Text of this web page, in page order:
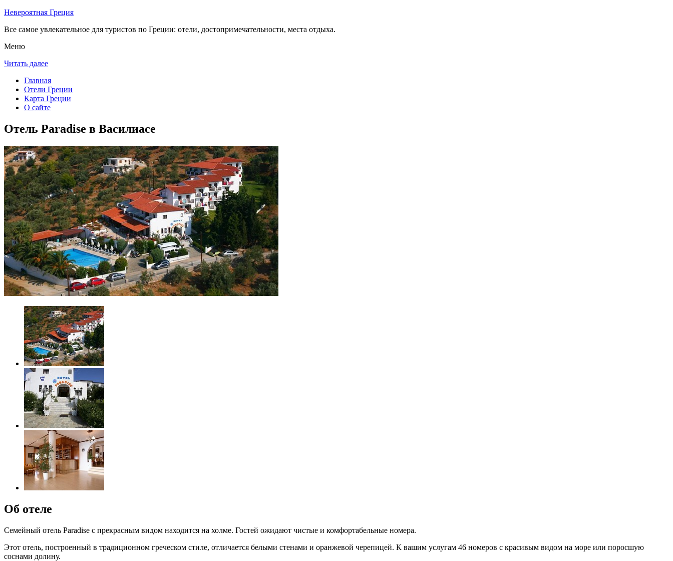
Невероятная Греция
Все самое увлекательное для туристов по Греции: отели, достопримечательности, места отдыха.
Меню
Читать далее
Главная
Отели Греции
Карта Греции
О сайте
Отель Paradise в Василиасе
Об отеле
Семейный отель Paradise с прекрасным видом находится на холме. Гостей ожидают чистые и комфортабельные номера.
Этот отель, построенный в традиционном греческом стиле, отличается белыми стенами и оранжевой черепицей. К вашим услугам 46 номеров с красивым видом на море или поросшую
соснами долину.